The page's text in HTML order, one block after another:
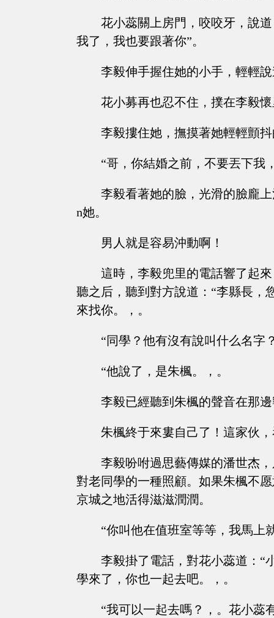
花小蕊關上房門，咬咬牙，說
我了，我也要跟著你”。
李毅伸手握住她的小手，輕輕
花小募再也忍不住，撲在李毅
李毅摟住她，撫摸著她輕輕顫
“哥，你結婚之前，不要丟下我
李毅看著她的臉，光滑的臉龐
n她。
男人就是容易沖動啊！
這時，李毅兜里的電話響了起
聽之后，聽到對方說道：“李縣長，
來找你。，。
“同學？他有沒有說叫什么名字
“他說了，是朱楓。，。
李毅已經聽到朱楓的聲音在那
朱楓終于來婁自己了！這家伙
李毅吩咐過思藝傳媒的潘世杰
對老同學的一種照顧。如果朱楓不
京城之地活得滋滋潤潤。
“你叫他在值班室等等，我馬上
李毅掛了電話，對花小蕊道：“
學來了，你也一起去吧。，。
“我可以一起去嗎？，。花小蕊